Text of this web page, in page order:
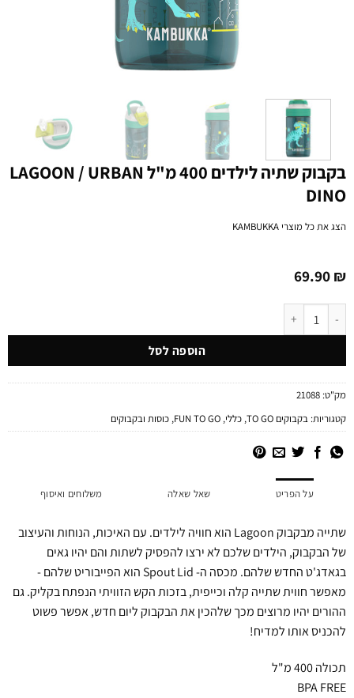
בקבוק שתיה לילדים 400 מ"ל LAGOON / URBAN
DINO
הצג את כל מוצריKAMBUKKA
69.90₪
כמות של בקבוק שתיה לילדים 400 מ"ל LAGOON / URBAN DINO
הוספה לסל
מק"ט:21088
קטגוריות:בקבוקים TO GO ,כללי,
FUN TO GO
,כוסות ובקבוקים
על הפריט שאל שאלה משלוחים ואיסוף
שתייה מבקבוק Lagoon הוא חוויה לילדים. עם האיכות, הנוחות והעיצוב
של הבקבוק, הילדים שלכם לא ירצו להפסיק לשתות והם יהיו גאים
בגאדג'ט החדש שלהם. מכסה ה- Spout Lid הוא הפייבוריט שלהם -
מאפשר חווית שתייה קלה וכייפית, בזכות הקש הזוויתי הנפתח בקליק. גם
ההורים יהיו מרוצים מכך שלהכין את הבקבוק ליום חדש, אפשר פשוט
להכניס אותו למדיח!
תכולה 400 מ"ל
BPA FREE